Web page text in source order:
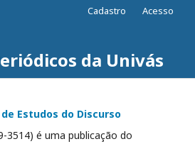
da Univás
Cadastro Acesso
Estudos do Discurso
3514) é uma publicação do